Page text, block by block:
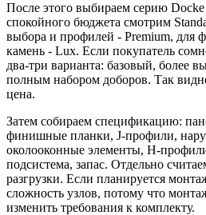
После этого выбираем серию
спокойного бюджета смотрим
выбора и профилей - Premium, для
камень - Lux. Если покупатель
два-три варианта: базовый, более
полным набором доборов. Так
цена.
Затем собираем спецификацию:
финишные планки, J-профили,
околооконные элементы, H-
подсистема, запас. Отдельно
разгрузки. Если планируется
сложность узлов, потому что
изменить требования к комплекту.